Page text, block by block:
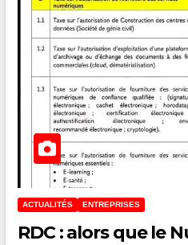
ACTUALITÉS ENTREPRISES
RDC : alors que le